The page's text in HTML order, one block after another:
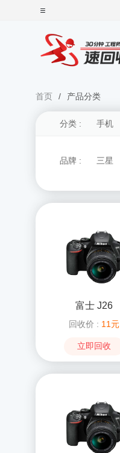
首页 产品分类
分类 : 手机
品牌 : 三星
富士 J26
回收价 : 11元
立即回收